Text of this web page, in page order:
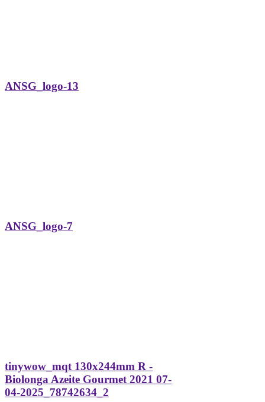
ANSG_logo-13
ANSG_logo-7
tinywow_mqt 130x244mm R -
Biolonga Azeite Gourmet 2021 07-
04-2025_78742634_2